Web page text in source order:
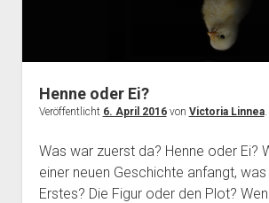
Henne oder Ei?
Veröffentlicht 6. April 2016von Victoria Linnea.
Was war zuerst da? Henne oder Ei?
einer neuen Geschichte anfangt,
Erstes? Die Figur oder den Plot?